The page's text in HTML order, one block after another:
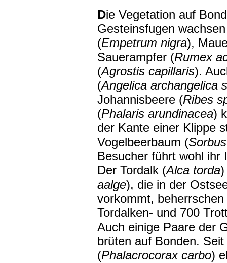
Die Vegetation auf
Gesteinsfugen
(Empetrum nigra),
Sauerampfer (Rumex
(Agrostis capillaris).
(Angelica archangelica
Johannisbeere (Ribes
(Phalaris arundinacea)
der Kante einer Klippe
Vogelbeerbaum (
Besucher führt wohl ihr
Der Tordalk (Alca torda)
aalge), die in der
vorkommt,
Tordalken- und 700
Auch einige Paare der
brüten auf Bonden.
(Phalacrocorax carbo)